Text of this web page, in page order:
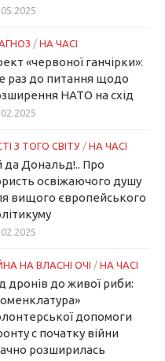
/ НА ЧАСІ
«червоної ганчірки»:
раз до питання щодо
НАТО на схід
З ТОГО СВІТУ / НА ЧАСІ
да Дональд!.. Про
освіжаючого душу
вищого європейського
НА ВЛАСНІ ОЧІ / НА ЧАСІ
дронів до живої риби:
допомоги
с початку війни
розширилась